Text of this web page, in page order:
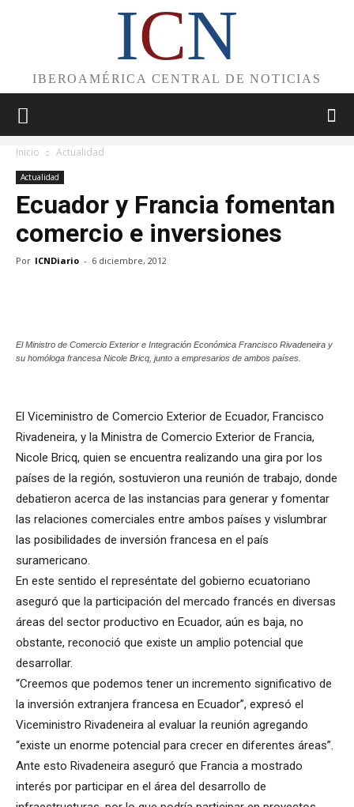
ICN
IBEROAMÉRICA CENTRAL DE NOTICIAS
Inicio Actualidad
Actualidad
Ecuador y Francia fomentan
comercio e inversiones
Por ICNDiario - 6 diciembre, 2012
El Ministro de Comercio Exterior e Integración Económica Francisco Rivadeneira y
su homóloga francesa Nicole Bricq, junto a empresarios de ambos países.
El Viceministro de Comercio Exterior de Ecuador, Francisco
Rivadeneira, y la Ministra de Comercio Exterior de Francia,
Nicole Bricq, quien se encuentra realizando una gira por los
países de la región, sostuvieron una reunión de trabajo, donde
debatieron acerca de las instancias para generar y fomentar
las relaciones comerciales entre ambos países y vislumbrar
las posibilidades de inversión francesa en el país
suramericano.
En este sentido el represéntate del gobierno ecuatoriano
aseguró que la participación del mercado francés en diversas
áreas del sector productivo en Ecuador, aún es baja, no
obstante, reconoció que existe un amplio potencial que
desarrollar.
“Creemos que podemos tener un incremento significativo de
la inversión extranjera francesa en Ecuador”, expresó el
Viceministro Rivadeneira al evaluar la reunión agregando
“existe un enorme potencial para crecer en diferentes áreas”.
Ante esto Rivadeneira aseguró que Francia a mostrado
interés por participar en el área del desarrollo de